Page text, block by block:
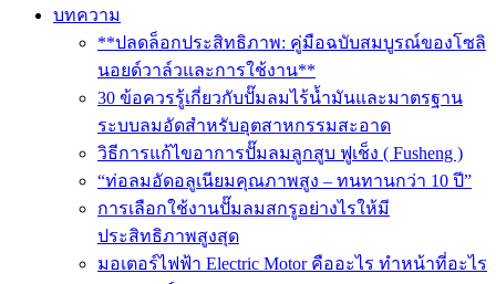
บทความ
**ปลดล็อกประสิทธิภาพ: คู่มือฉบับสมบูรณ์ของโซลิ
นอยด์วาล์วและการใช้งาน**
30 ข้อควรรู้เกี่ยวกับปั๊มลมไร้น้ำมันและมาตรฐาน
ระบบลมอัดสำหรับอุตสาหกรรมสะอาด
วิธีการแก้ไขอาการปั๊มลมลูกสูบ ฟูเช็ง ( Fusheng )
“ท่อลมอัดอลูเนียมคุณภาพสูง – ทนทานกว่า 10 ปี”
การเลือกใช้งานปั๊มลมสกรูอย่างไรให้มี
ประสิทธิภาพสูงสุด
มอเตอร์ไฟฟ้า Electric Motor คืออะไร ทำหน้าที่อะไร